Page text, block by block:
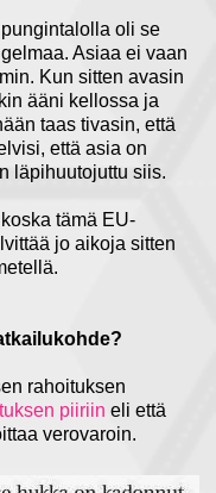
oli se
Asiaa ei vaan
Kun sitten avasin
ääni kellossa ja
taas tivasin, että
että asia on
läpihuutojuttu siis.
tämä EU-
jo aikoja sitten
rahoituksen
piiriin eli että
verovaroin.